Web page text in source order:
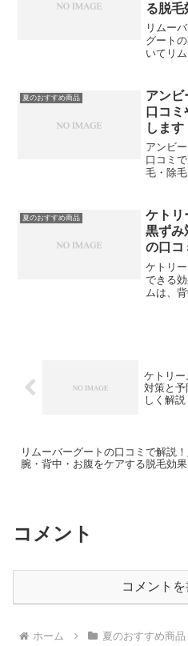
る脱毛
リムー
グート
いてリ
口コミ
った」
夏のおすすめ商品
アンビ
口コ
します
アンビ
口コミ
毛・除
な処理
口コミ
夏のおすすめ商品
ケトリ
黒ずみ
の口コ
ケトリ
できる
ムは、
ケトリ
対策と
しく解説
リムーバーグートの口コミで解説！
腕・背中・お腹をケアする脱毛効果
コメント
コメント
ホーム 夏のおすすめ商品